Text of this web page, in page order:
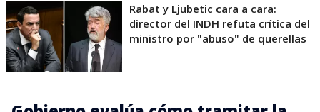
Rabat y Ljubetic cara a cara:
director del INDH refuta crítica del
ministro por "abuso" de querellas